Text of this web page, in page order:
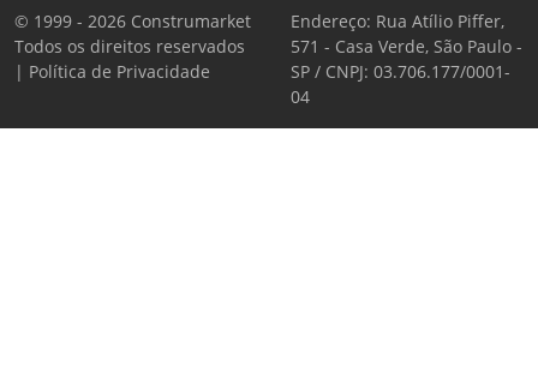
© 1999 - 2026 Construmarket
Todos os direitos reservados
| Política de Privacidade
Endereço: Rua Atílio Piffer,
571 - Casa Verde, São Paulo -
SP / CNPJ: 03.706.177/0001-
04